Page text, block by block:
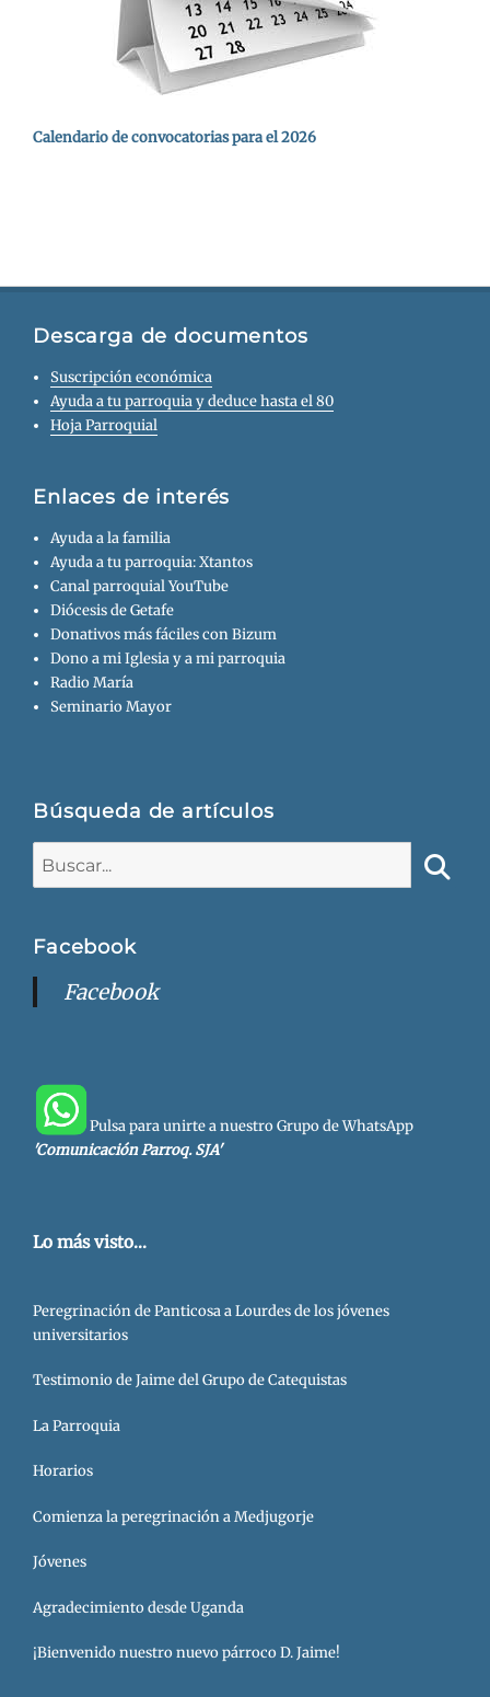
Calendario de convocatorias para el 2026
Descarga de documentos
Suscripción económica
Ayuda a tu parroquia y deduce hasta el 80
Hoja Parroquial
Enlaces de interés
Ayuda a la familia
Ayuda a tu parroquia: Xtantos
Canal parroquial YouTube
Diócesis de Getafe
Donativos más fáciles con Bizum
Dono a mi Iglesia y a mi parroquia
Radio María
Seminario Mayor
Búsqueda de artículos
Facebook
Facebook
Pulsa para unirte a nuestro Grupo de WhatsApp
'Comunicación Parroq. SJA'
Lo más visto...
Peregrinación de Panticosa a Lourdes de los jóvenes
universitarios
Testimonio de Jaime del Grupo de Catequistas
La Parroquia
Horarios
Comienza la peregrinación a Medjugorje
Jóvenes
Agradecimiento desde Uganda
¡Bienvenido nuestro nuevo párroco D. Jaime!